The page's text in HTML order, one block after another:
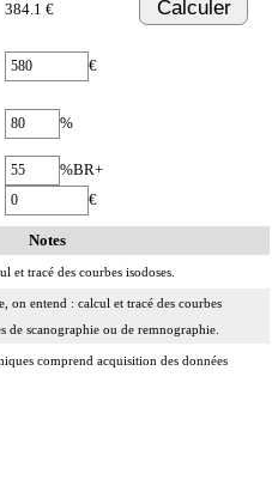
384.1 € Calculer
€
%
%BR+
€
Notes
et tracé des courbes isodoses.
on entend : calcul et tracé des courbes
de scanographie ou de remnographie.
comprend acquisition des données
simulateur